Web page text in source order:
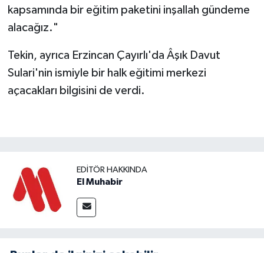
kapsamında bir eğitim paketini inşallah gündeme
alacağız."
Tekin, ayrıca Erzincan Çayırlı'da Âşık Davut
Sulari'nin ismiyle bir halk eğitimi merkezi
açacakları bilgisini de verdi.
EDITÖR HAKKINDA
El Muhabir